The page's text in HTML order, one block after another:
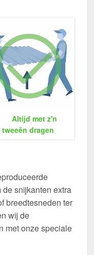
Altijd met z'n
tweeën dragen
snijkanten extra
breedtesneden ter
wij de
met onze speciale